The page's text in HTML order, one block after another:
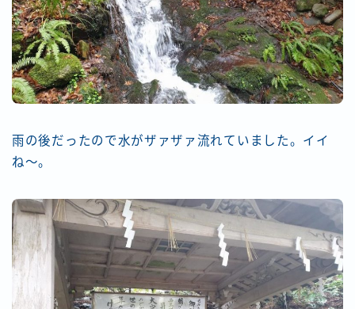
雨の後だったので水がザァザァ流れていました。イイ
ね〜。